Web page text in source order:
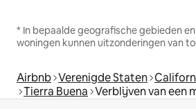
* In bepaalde geografische gebieden
woningen kunnen uitzonderingen van
Airbnb Verenigde Staten
Tierra Buena Verblijven van een